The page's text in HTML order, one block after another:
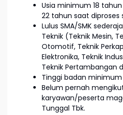
Usia minimum 18
22 tahun saat diproses
Lulus SMA/SMK
Teknik (Teknik Mesin,
Otomotif, Teknik
Elektronika, Teknik
Teknik Pertambangan
Tinggi badan minimum
Belum pernah
karyawan/peserta
Tunggal Tbk.